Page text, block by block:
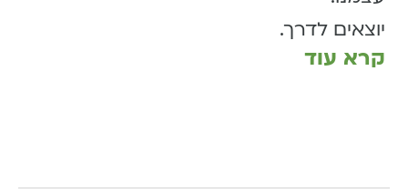
יוצאים לדרך.
קרא עוד